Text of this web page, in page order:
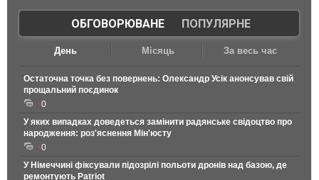
ОБГОВОРЮВАНЕ| ПОПУЛЯРНЕ
День Місяць За весь час
Остаточна точка без повернень: Олександр Усік анонсував свій
прощальний поєдинок
0
У яких випадках доведеться замінити радянське свідоцтво про
народження: роз'яснення Мін'юсту
0
У Німеччині фіксували підозрілі польоти дронів над базою, де
ремонтують Patriot